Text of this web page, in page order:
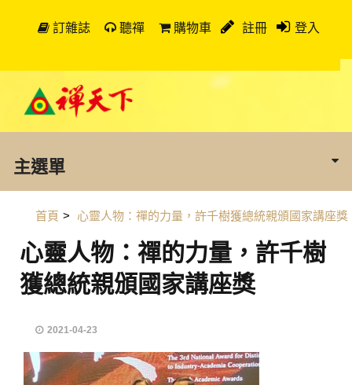
訂雜誌 聽禪 購物車 註冊 登入
主選單
首頁 > 心靈人物：禪的力量，許千樹獲總統親頒國家講座獎
心靈人物：禪的力量，許千樹
獲總統親頒國家講座獎
2021-04-23